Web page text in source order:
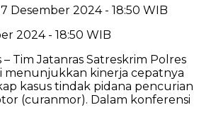
Desember 2024 - 18:50 WIB
2024 - 18:50 WIB
Tim Jatanras Satreskrim Polres
menunjukkan kinerja cepatnya
kasus tindak pidana pencurian
(curanmor). Dalam konferensi